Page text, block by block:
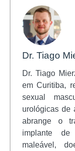
Dr. Tiago
Dr. Tiago
em Curitiba,
sexual
urológicas de
abrange o
implante
maleável,